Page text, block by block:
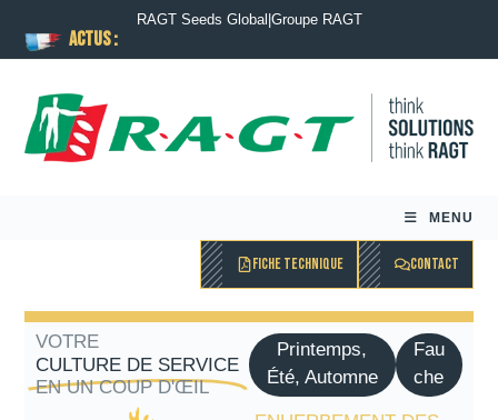
ACTUS :
RAGT Seeds Global Groupe RAGT
MENU
FICHE TECHNIQUE CONTACT
VOTRE
CULTURE DE SERVICE
EN UN COUP D'ŒIL
Printemps,
Été, Automne
Fau
che